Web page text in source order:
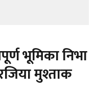
भूमिका निभा
मुश्ताक